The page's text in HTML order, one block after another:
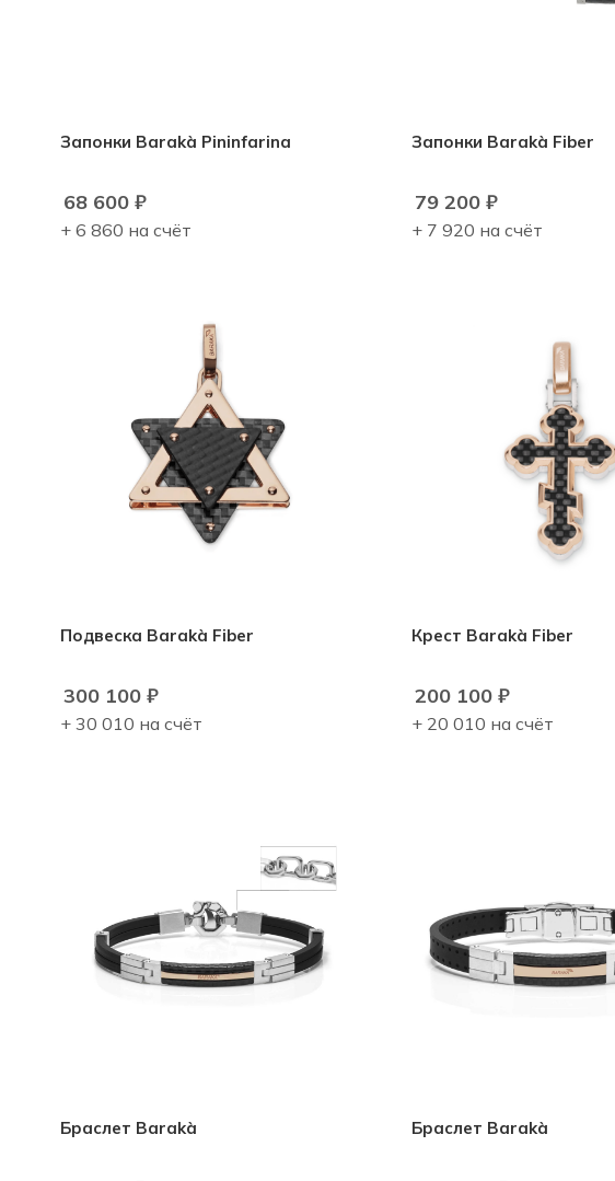
Запонки Barakà Pininfarina
68 600 ₽
+ 6 860 на счёт
Запонки Barakà Fiber
79 200₽
+ 7 920 на счёт
Подвеска Barakà Fiber
300 100 ₽
+ 30 010 на счёт
Крест Barakà Fiber
200 100₽
+ 20 010 на счёт
Браслет Barakà Браслет Barakà